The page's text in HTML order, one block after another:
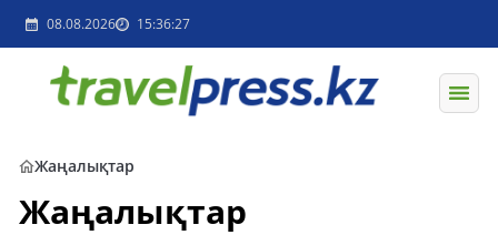
08.08.2026 15:36:27
Жаңалықтар
Жаңалықтар